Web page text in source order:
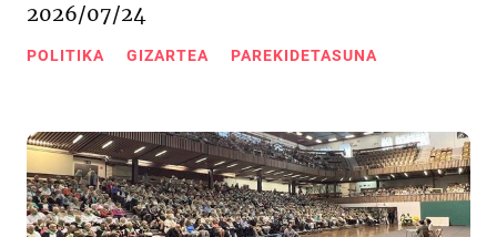
2026/07/24
POLITIKA GIZARTEA PAREKIDETASUNA